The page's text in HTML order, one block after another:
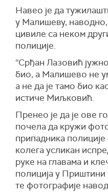
Навео је да
у Малишеву,
цивиле са неком
полиције.
“Срђан Лазовић
био, а Малишево не
а не да је тамо био
истиче Миљковић.
Пренео је да је ове
почела да кружи
припадника полиције
колега усликан
руке на главама и
полиција у Приштини
те фотографије